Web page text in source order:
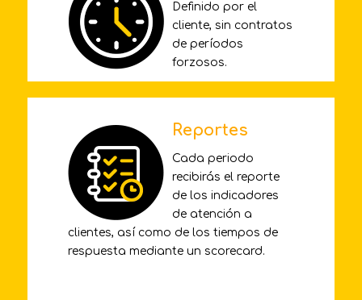
Definido por el
cliente, sin contratos
de períodos
forzosos.
Reportes
Cada periodo
recibirás el reporte
de los indicadores
de atención a
clientes, así como de los tiempos de
respuesta mediante un scorecard.